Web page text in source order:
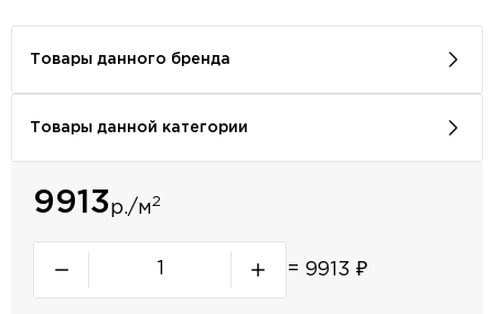
Товары данного бренда
Товары данной категории
9913р./м2
= 9913 ₽